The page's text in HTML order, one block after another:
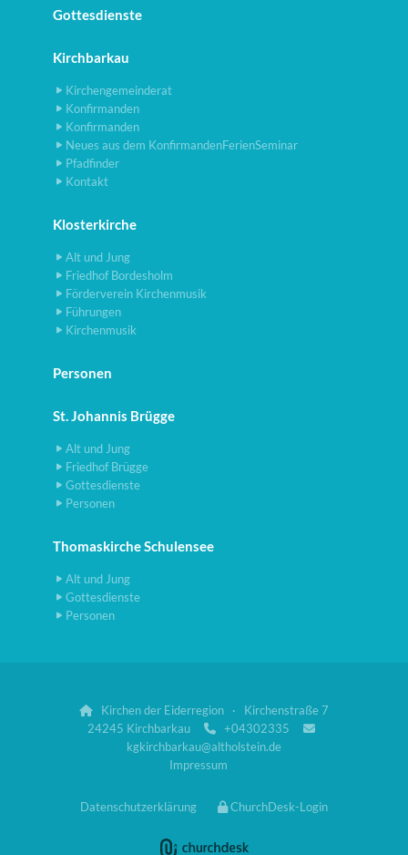
Gottesdienste
Kirchbarkau
Kirchengemeinderat
Konfirmanden
Konfirmanden
Neues aus dem KonfirmandenFerienSeminar
Pfadfinder
Kontakt
Klosterkirche
Alt und Jung
Friedhof Bordesholm
Förderverein Kirchenmusik
Führungen
Kirchenmusik
Personen
St. Johannis Brügge
Alt und Jung
Friedhof Brügge
Gottesdienste
Personen
Thomaskirche Schulensee
Alt und Jung
Gottesdienste
Personen

Kirchen der Eiderregion · Kirchenstraße 7
24245 Kirchbarkau
 +04302335 
kgkirchbarkau@altholstein.de
Impressum
Datenschutzerklärung ChurchDesk-Login